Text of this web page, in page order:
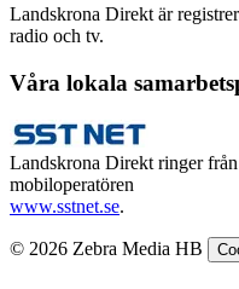
Landskrona Direkt är
radio och tv.
Våra lokala
Landskrona Direkt ringer
mobiloperatören
www.sstnet.se.
© 2026 Zebra Media HB